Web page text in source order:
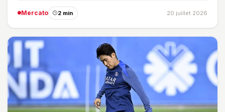
Mercato 2 min 20 juillet 2026